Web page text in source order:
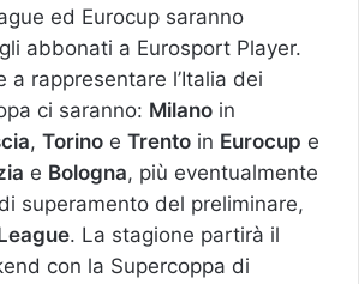
ed Eurocup saranno
abbonati a Eurosport Player.
a rappresentare l’Italia dei
ci saranno: Milano in
, Torino e Trento in Eurocup e
e Bologna, più eventualmente
superamento del preliminare,
. La stagione partirà il
con la Supercoppa di